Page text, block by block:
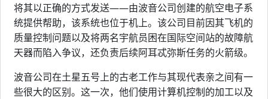
将其以正确的方式发送——由波音公司创建的航空电子系
统提供帮助，该系统也位于机上。该公司目前因其飞机的
质量控制问题以及将两名宇航员困在国际空间站的故障航
天器而陷入争议，还负责后续阿耳忒弥斯任务的火箭级。
波音公司在土星五号上的古老工作与其现代表亲之间有一
些很大的区别。这一次，他们使用计算机控制的加工以及